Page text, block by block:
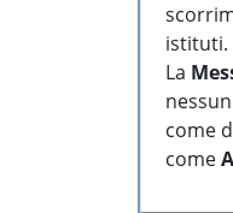
istituti.
La
come
come